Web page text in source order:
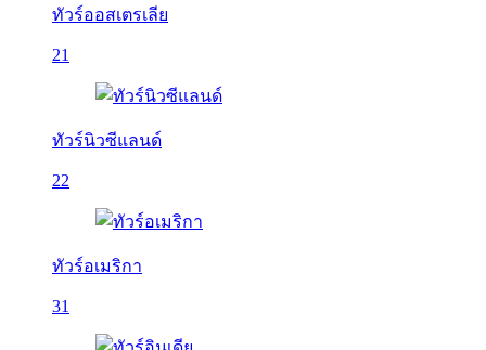
ทัวร์ออสเตรเลีย
21
ทัวร์นิวซีแลนด์
22
ทัวร์อเมริกา
31